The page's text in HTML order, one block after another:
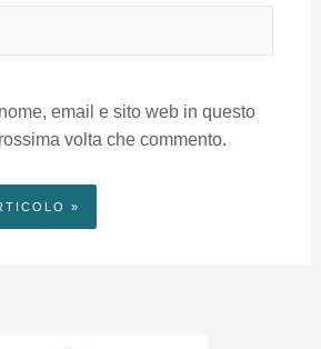
email e sito web in questo
volta che commento.